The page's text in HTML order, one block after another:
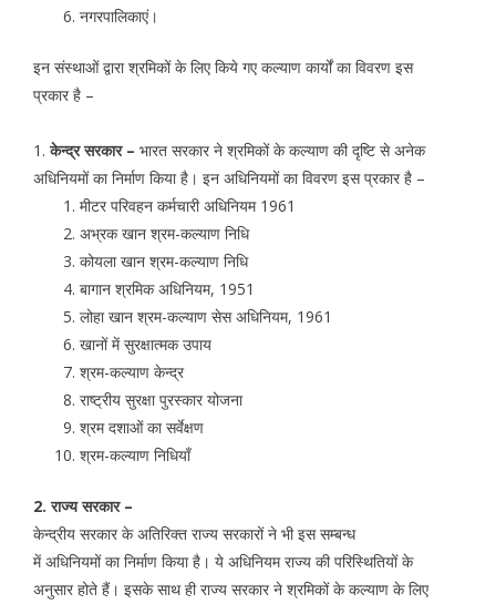
नगरपालिकाएं।
इन संस्थाओं द्वारा श्रमिकों के लिए किये गए कल्याण कार्यों का विवरण इस
प्रकार है –
1.केन्द्र सरकार – भारत सरकार ने श्रमिकों के कल्याण की दृष्टि से अनेक
अधिनियमों का निर्माण किया है। इन अधिनियमों का विवरण इस प्रकार है –
मीटर परिवहन कर्मचारी अधिनियम 1961
अभ्रक खान श्रम-कल्याण निधि
कोयला खान श्रम-कल्याण निधि
बागान श्रमिक अधिनियम, 1951
लोहा खान श्रम-कल्याण सेस अधिनियम, 1961
खानों में सुरक्षात्मक उपाय
श्रम-कल्याण केन्द्र
राष्ट्रीय सुरक्षा पुरस्कार योजना
श्रम दशाओं का सर्वेक्षण
श्रम-कल्याण निधियाँ
2. राज्य सरकार –
केन्द्रीय सरकार के अतिरिक्त राज्य सरकारों ने भी इस सम्बन्ध
में अधिनियमों का निर्माण किया है। ये अधिनियम राज्य की परिस्थितियों के
अनुसार होते हैं। इसके साथ ही राज्य सरकार ने श्रमिकों के कल्याण के लिए